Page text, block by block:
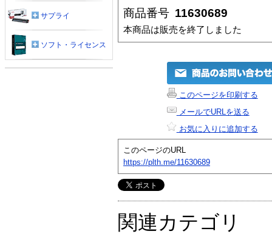
商品番号 11630689
本商品は販売を終了しました
このページを印刷する
メールでURLを送る
お気に入りに追加する
このページのURL
https://plth.me/11630689
関連カテゴリ
サプライ
ソフト・ライセンス